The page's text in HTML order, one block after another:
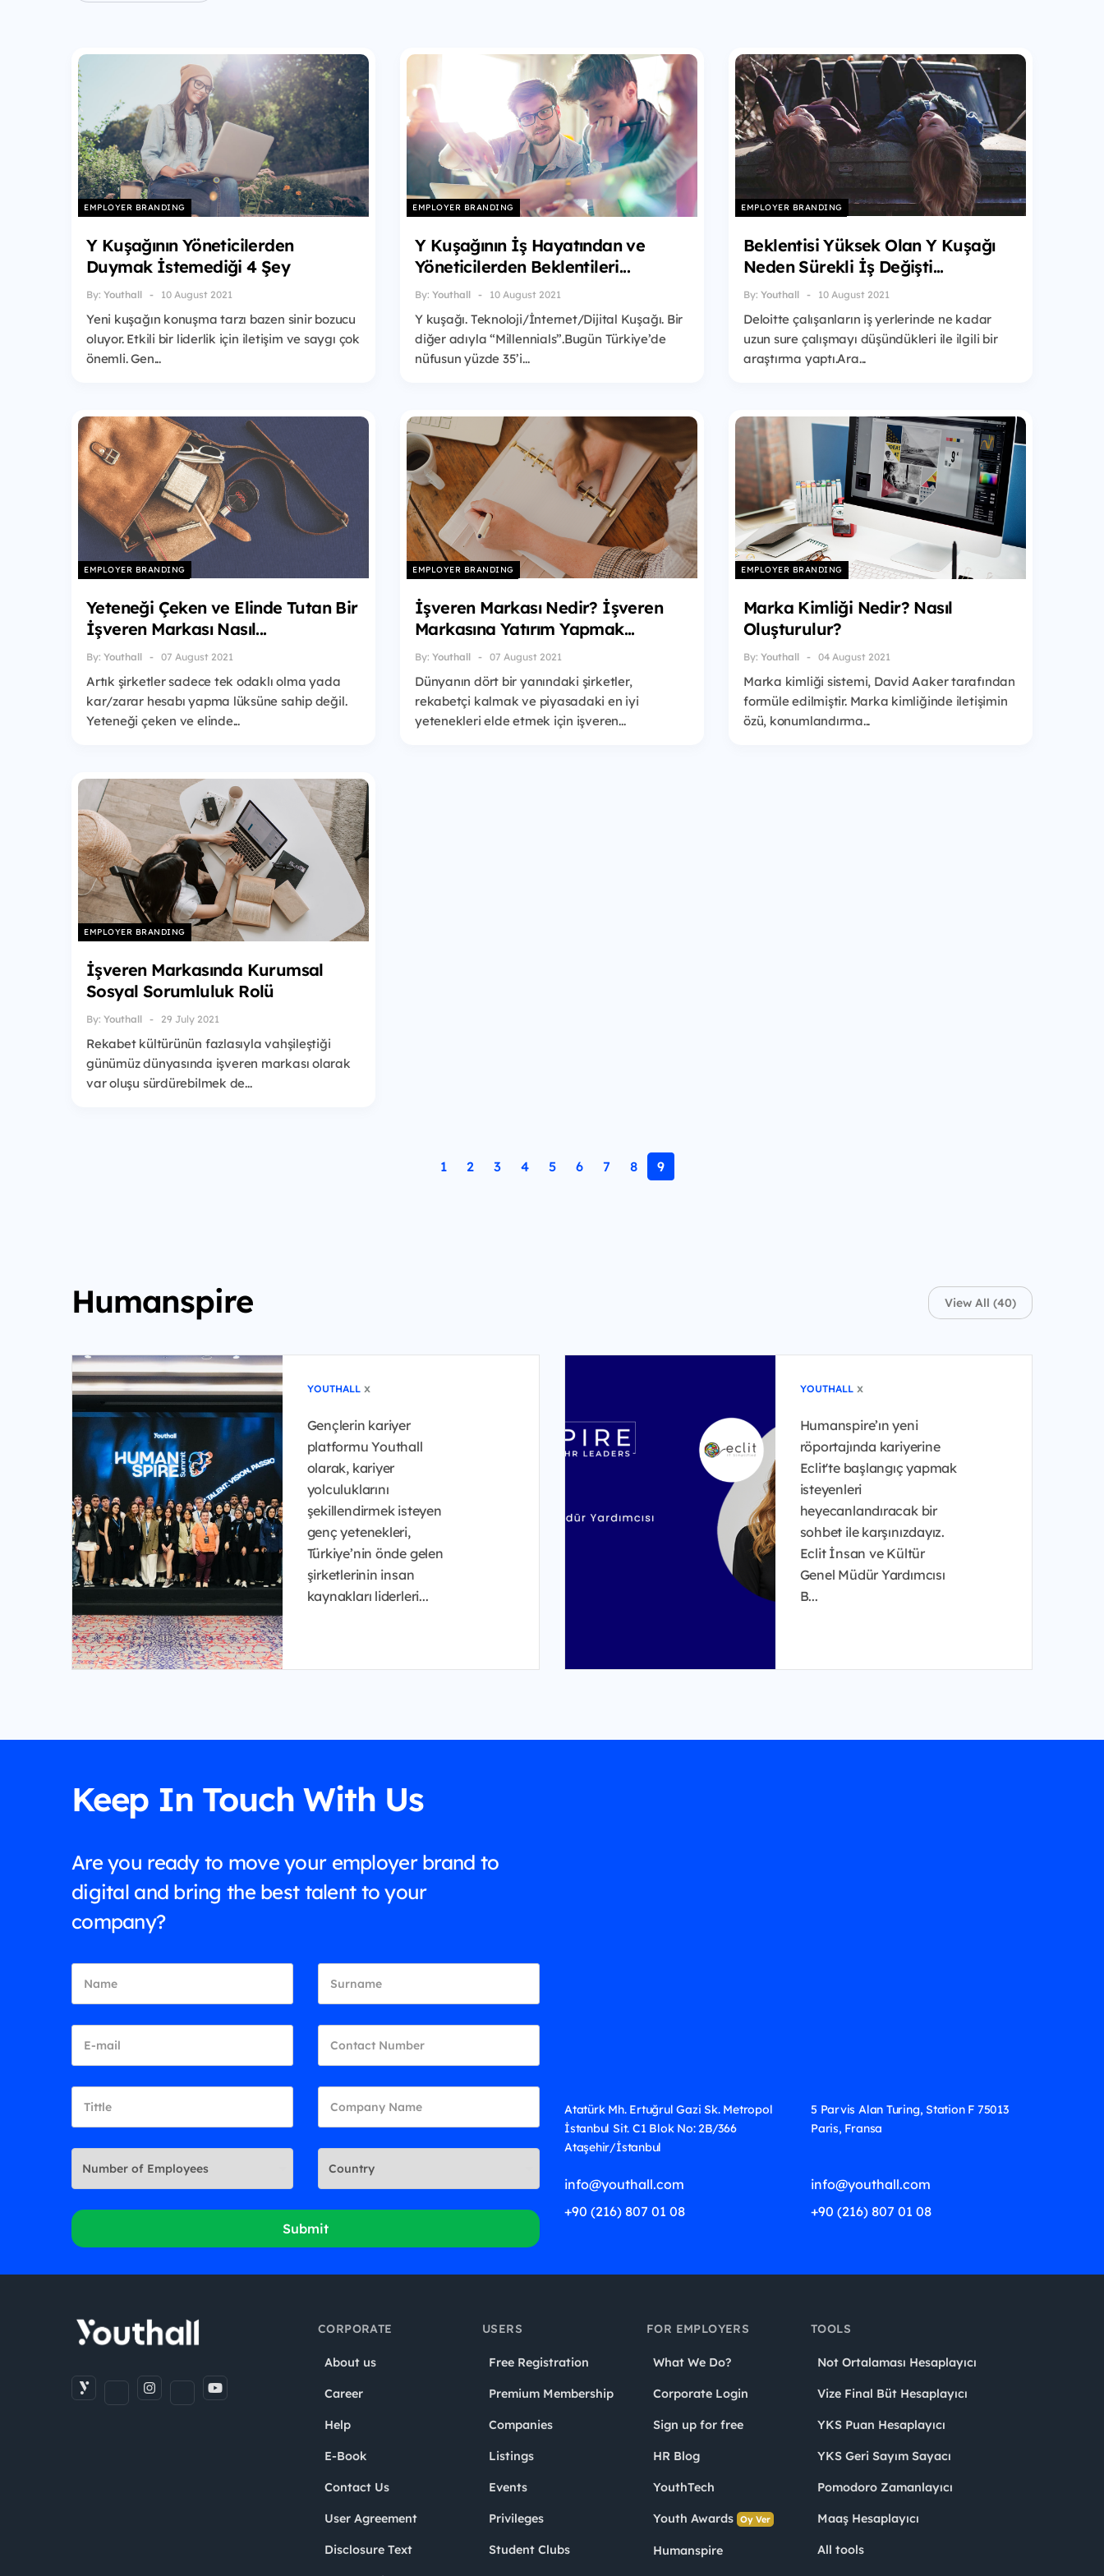
EMPLOYER BRANDING
Y Kuşağının Yöneticilerden
Duymak İstemediği 4 Şey
By: Youthall 10 August 2021
Yeni kuşağın konuşma tarzı bazen sinir bozucu
oluyor. Etkili bir liderlik için iletişim ve saygı çok
önemli. Gen...
EMPLOYER BRANDING
Y Kuşağının İş Hayatından ve
Yöneticilerden Beklentileri...
By: Youthall 10 August 2021
Y kuşağı. Teknoloji/İnternet/Dijital Kuşağı. Bir
diğer adıyla “Millennials”.Bugün Türkiye’de
nüfusun yüzde 35’i...
EMPLOYER BRANDING
Beklentisi Yüksek Olan Y Kuşağı
Neden Sürekli İş Değişti...
By: Youthall 10 August 2021
Deloitte çalışanların iş yerlerinde ne kadar
uzun sure çalışmayı düşündükleri ile ilgili bir
araştırma yaptı.Ara...
EMPLOYER BRANDING
Yeteneği Çeken ve Elinde Tutan Bir
İşveren Markası Nasıl...
By: Youthall 07 August 2021
Artık şirketler sadece tek odaklı olma yada
kar/zarar hesabı yapma lüksüne sahip değil.
Yeteneği çeken ve elinde...
EMPLOYER BRANDING
İşveren Markası Nedir? İşveren
Markasına Yatırım Yapmak...
By: Youthall 07 August 2021
Dünyanın dört bir yanındaki şirketler,
rekabetçi kalmak ve piyasadaki en iyi
yetenekleri elde etmek için işveren...
EMPLOYER BRANDING
Marka Kimliği Nedir? Nasıl
Oluşturulur?
By: Youthall 04 August 2021
Marka kimliği sistemi, David Aaker tarafından
formüle edilmiştir. Marka kimliğinde iletişimin
özü, konumlandırma...
EMPLOYER BRANDING
İşveren Markasında Kurumsal
Sosyal Sorumluluk Rolü
By: Youthall 29 July 2021
Rekabet kültürünün fazlasıyla vahşileştiği
günümüz dünyasında işveren markası olarak
var oluşu sürdürebilmek de...
1 2 3 4 5 6 7 8 9
Humanspire View All (40)
YOUTHALL x
Gençlerin kariyer
platformu Youthall
olarak, kariyer
yolculuklarını
şekillendirmek isteyen
genç yetenekleri,
Türkiye’nin önde gelen
şirketlerinin insan
kaynakları liderleri...
YOUTHALL x
Humanspire’ın yeni
röportajında kariyerine
Eclit'te başlangıç yapmak
isteyenleri
heyecanlandıracak bir
sohbet ile karşınızdayız.
Eclit İnsan ve Kültür
Genel Müdür Yardımcısı
B...
Keep In Touch With Us
Are you ready to move your employer brand to
digital and bring the best talent to your
company?
Submit
Atatürk Mh. Ertuğrul Gazi Sk. Metropol
İstanbul Sit. C1 Blok No: 2B/366
Ataşehir/İstanbul
5 Parvis Alan Turing, Station F 75013
Paris, Fransa
info@youthall.com
info@youthall.com
+90 (216) 807 01 08
+90 (216) 807 01 08
CORPORATE
About us
Career
Help
E-Book
Contact Us
User Agreement
Disclosure Text
USERS
Free Registration
Premium Membership
Companies
Listings
Events
Privileges
Student Clubs
FOR EMPLOYERS
What We Do?
Corporate Login
Sign up for free
HR Blog
YouthTech
Youth Awards Oy Ver
Humanspire
TOOLS
Not Ortalaması Hesaplayıcı
Vize Final Büt Hesaplayıcı
YKS Puan Hesaplayıcı
YKS Geri Sayım Sayacı
Pomodoro Zamanlayıcı
Maaş Hesaplayıcı
All tools